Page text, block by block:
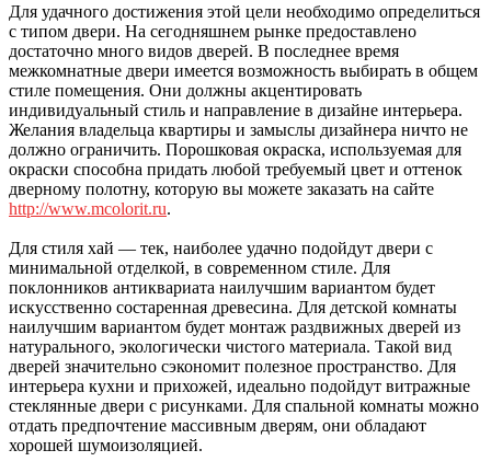
Для удачного достижения этой цели необходимо определиться
с типом двери. На сегодняшнем рынке предоставлено
достаточно много видов дверей. В последнее время
межкомнатные двери имеется возможность выбирать в общем
стиле помещения. Они должны акцентировать
индивидуальный стиль и направление в дизайне интерьера.
Желания владельца квартиры и замыслы дизайнера ничто не
должно ограничить. Порошковая окраска, используемая для
окраски способна придать любой требуемый цвет и оттенок
дверному полотну, которую вы можете заказать на сайте
http://www.mcolorit.ru.
Для стиля хай — тек, наиболее удачно подойдут двери с
минимальной отделкой, в современном стиле. Для
поклонников антиквариата наилучшим вариантом будет
искусственно состаренная древесина. Для детской комнаты
наилучшим вариантом будет монтаж раздвижных дверей из
натурального, экологически чистого материала. Такой вид
дверей значительно сэкономит полезное пространство. Для
интерьера кухни и прихожей, идеально подойдут витражные
стеклянные двери с рисунками. Для спальной комнаты можно
отдать предпочтение массивным дверям, они обладают
хорошей шумоизоляцией.